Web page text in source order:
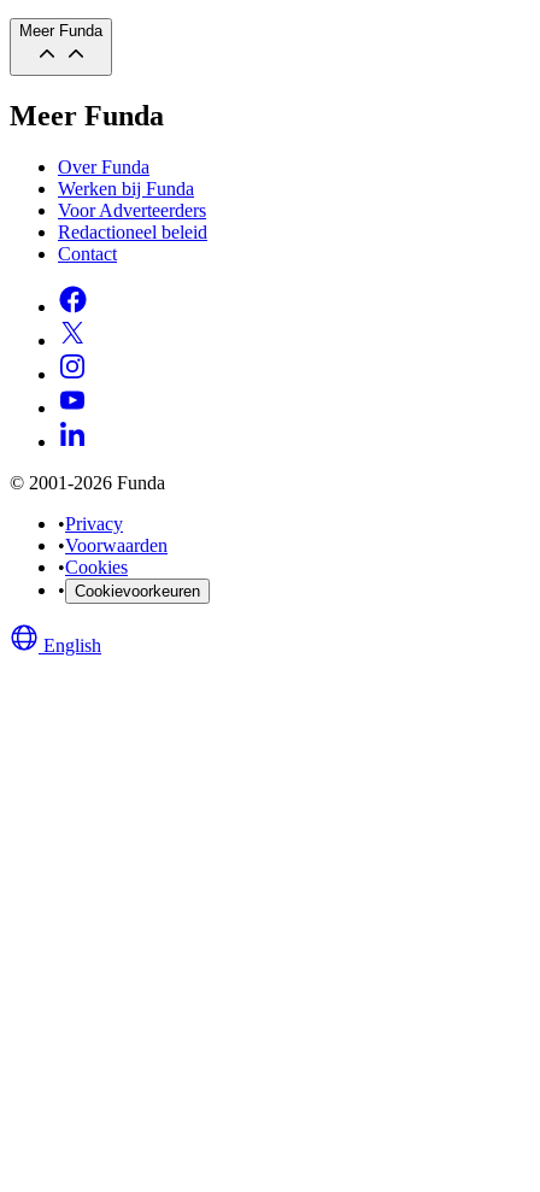
Meer Funda
Meer Funda
Over Funda
Werken bij Funda
Voor Adverteerders
Redactioneel beleid
Contact
© 2001-2026 Funda
•Privacy
•Voorwaarden
•Cookies
• Cookievoorkeuren
English